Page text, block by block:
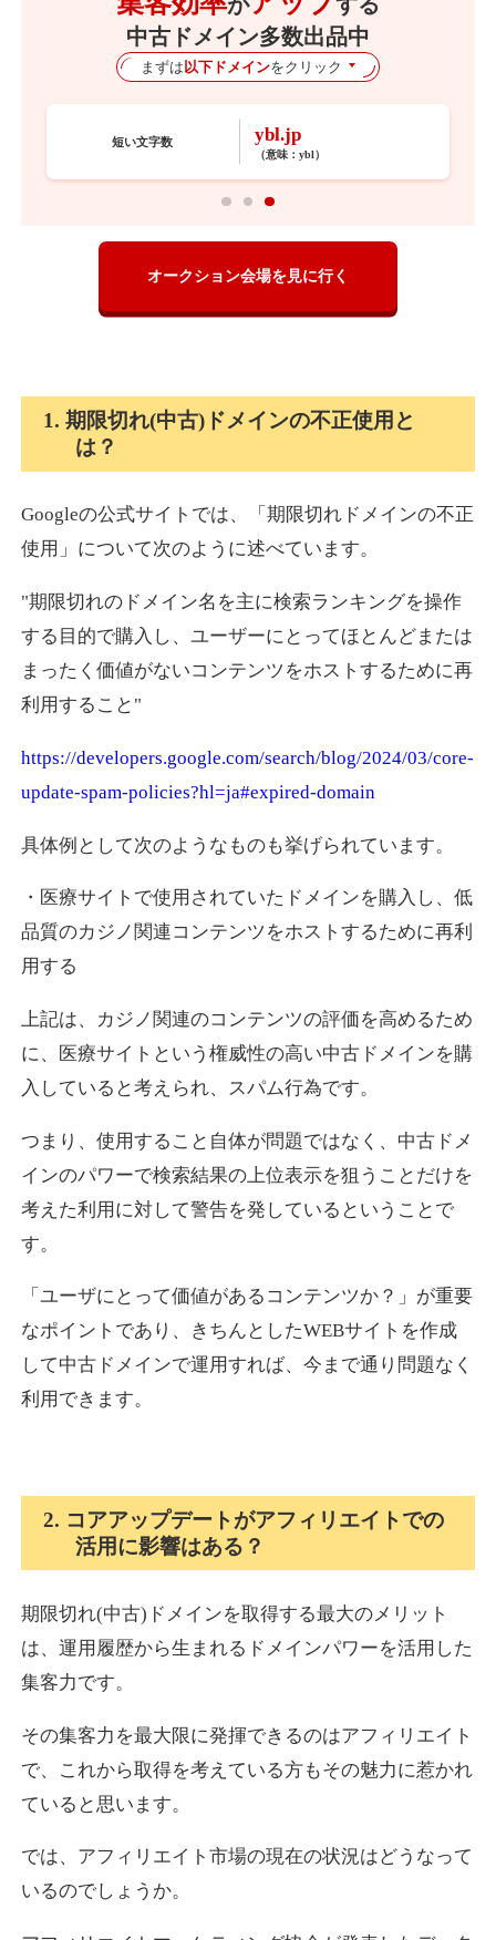
が
する
中古ドメイン多数出品中
まずは 以下ドメインをクリック
短い文字数 ybl.jp
（意味： ybl）
オークション会場を見に行く
1. 期限切れ(中古)ドメインの不正使用と
は？
Googleの公式サイトでは、「期限切れドメインの不正
使用」について次のように述べています。
"期限切れのドメイン名を主に検索ランキングを操作
する目的で購入し、ユーザーにとってほとんどまたは
まったく価値がないコンテンツをホストするために再
利用すること"
https://developers.google.com/search/blog/2024/03/core-
update-spam-policies?hl=ja#expired-domain
具体例として次のようなものも挙げられています。
・医療サイトで使用されていたドメインを購入し、低
品質のカジノ関連コンテンツをホストするために再利
用する
上記は、カジノ関連のコンテンツの評価を高めるため
に、医療サイトという権威性の高い中古ドメインを購
入していると考えられ、スパム行為です。
つまり、使用すること自体が問題ではなく、中古ドメ
インのパワーで検索結果の上位表示を狙うことだけを
考えた利用に対して警告を発しているということで
す。
「ユーザにとって価値があるコンテンツか？」が重要
なポイントであり、きちんとしたWEBサイトを作成
して中古ドメインで運用すれば、今まで通り問題なく
利用できます。
2. コアアップデートがアフィリエイトでの
活用に影響はある？
期限切れ(中古)ドメインを取得する最大のメリット
は、運用履歴から生まれるドメインパワーを活用した
集客力です。
その集客力を最大限に発揮できるのはアフィリエイト
で、これから取得を考えている方もその魅力に惹かれ
ていると思います。
では、アフィリエイト市場の現在の状況はどうなって
いるのでしょうか。